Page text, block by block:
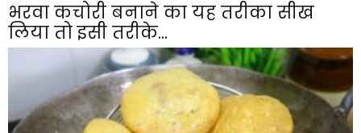
भरवा कचोरी बनाने का यह तरीका सीख
लिया तो इसी तरीके...